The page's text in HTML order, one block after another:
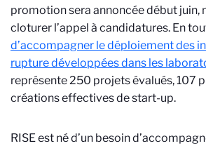
promotion sera annoncée début juin,
cloturer l’appel à candidatures. En
d’accompagner le déploiement des
rupture développées dans les
représente 250 projets évalués, 107
créations effectives de start-up.
RISE est né d’un besoin